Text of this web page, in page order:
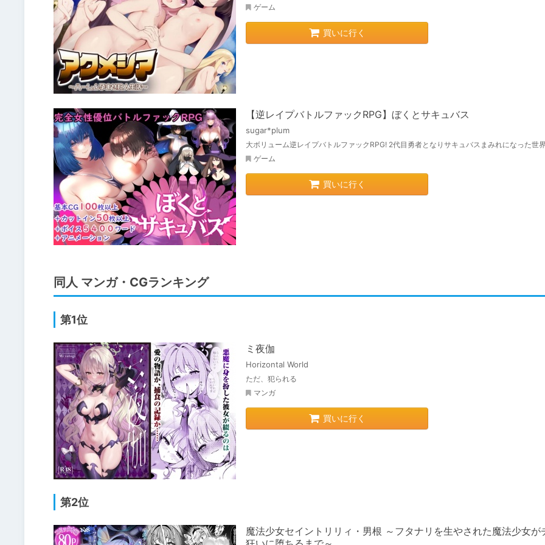
ゲーム
買いに行く
【逆レイプバトルファックRPG】ぼくとサキュバス
sugar*plum
大ボリューム逆レイプバトルファックRPG! 2代目勇者となりサキュバスまみれになった世
ゲーム
買いに行く
同人 マンガ・CGランキング
第1位
ミ夜伽
Horizontal World
ただ、犯られる
マンガ
買いに行く
第2位
魔法少女セイントリリィ・男根 ～フタナリを生やされた魔法少女が